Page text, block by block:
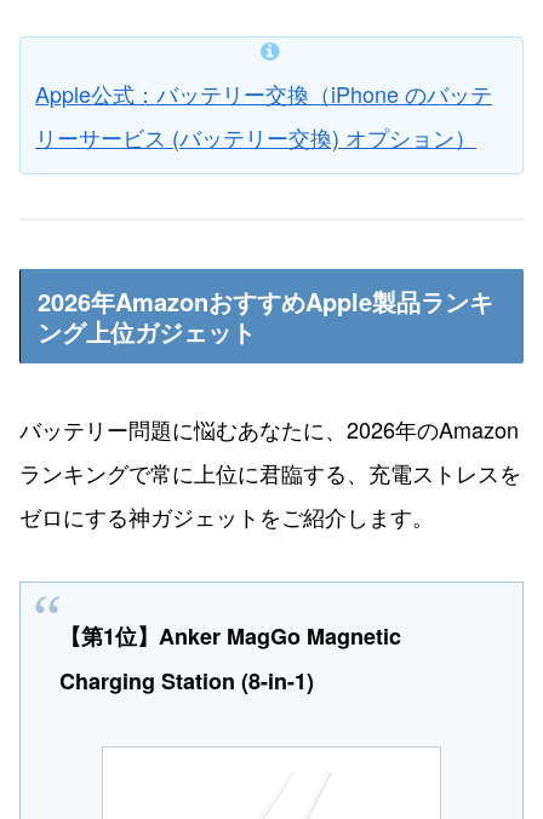
Apple公式：バッテリー交換（iPhone のバッテ
リーサービス (バッテリー交換) オプション）
2026年AmazonおすすめApple製品ランキ
ング上位ガジェット
バッテリー問題に悩むあなたに、2026年のAmazon
ランキングで常に上位に君臨する、充電ストレスを
ゼロにする神ガジェットをご紹介します。
【第1位】Anker MagGo Magnetic
Charging Station (8-in-1)